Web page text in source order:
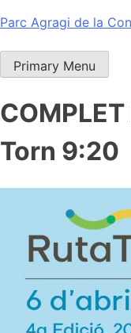
Skip
content
Parc Agragi de la
Primary Menu
Torn 9:20